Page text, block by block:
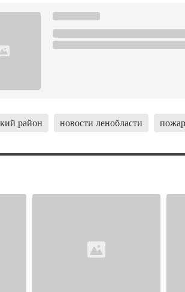
район новости ленобласти пожар